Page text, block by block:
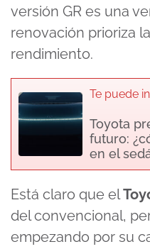
versión GR es una
renovación prioriza
rendimiento.
Te puede
Toyota
futuro:
en el
Está claro que el
del convencional,
empezando por su